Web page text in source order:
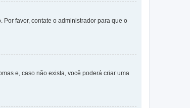
favor, contate o administrador para que o
e, caso não exista, você poderá criar uma